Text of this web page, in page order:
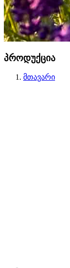
პროდუქცია
მთავარი